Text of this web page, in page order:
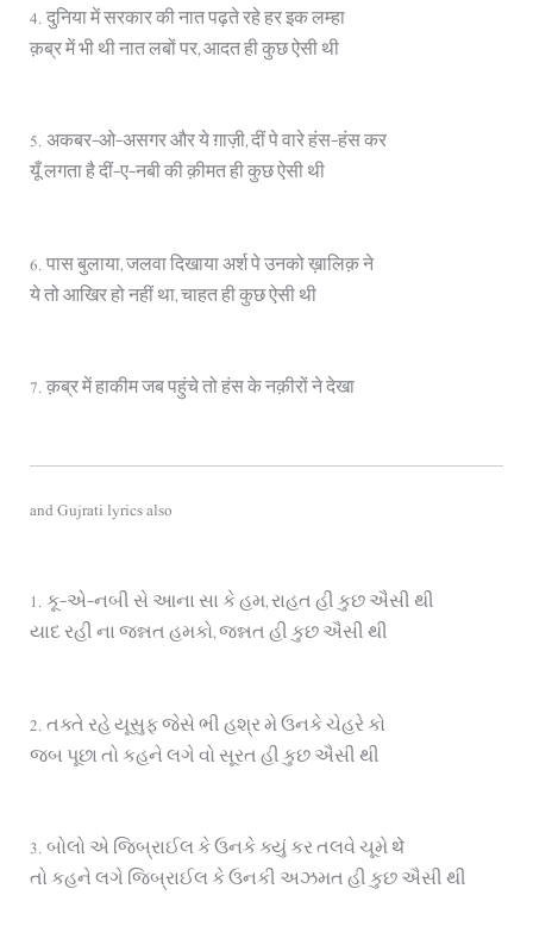
4. दुनिया में सरकार की नात पढ़ते रहे हर इक लम्हा
क़ब्र में भी थी नात लबों पर, आदत ही कुछ ऐसी थी
5. अकबर-ओ-असगर और ये ग़ाज़ी, दीं पे वारे हंस-हंस कर
यूँ लगता है दीं-ए-नबी की क़ीमत ही कुछ ऐसी थी
6. पास बुलाया, जलवा दिखाया अर्श पे उनको ख़ालिक़ ने
ये तो आखिर हो नहीं था, चाहत ही कुछ ऐसी थी
7. क़ब्र में हाकीम जब पहुंचे तो हंस के नक़ीरों ने देखा
and Gujrati lyrics also
1. કૂ-એ-નબી સે આના સા કે હમ, રાહત હી કુછ ઐસી થી
યાદ રહી ના જન્નત હમકો, જન્નત હી કુછ ઐસી થી
2. તક્તે રહે યૂસુફ જેસે ભી હશ્ર મે ઉનકે ચેહરે કો
જબ પૂછા તો કહને લગે વો સૂરત હી કુછ ઐસી થી
3. બોલો એ જિબ્રાઈલ કે ઉનકે ક્યું કર તલવે ચૂમે थे
તો કહને લગે જિબ્રાઈલ કે ઉનકી અઝમત હી કુછ ઐસી થી